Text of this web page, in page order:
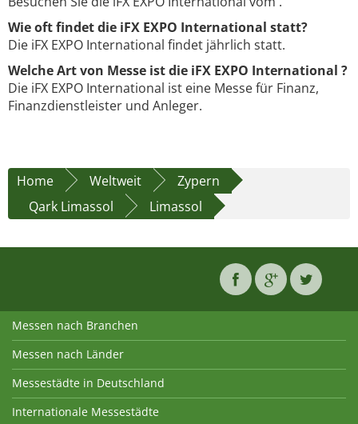
Wie oft findet die iFX EXPO International statt?
Die iFX EXPO International findet jährlich statt.
Welche Art von Messe ist die iFX EXPO International ?
Die iFX EXPO International ist eine Messe für Finanz,
Finanzdienstleister und Anleger.
Home Weltweit
Zypern
Qark Limassol
Limassol
Messen nach Branchen
Messen nach Länder
Messestädte in Deutschland
Internationale Messestädte